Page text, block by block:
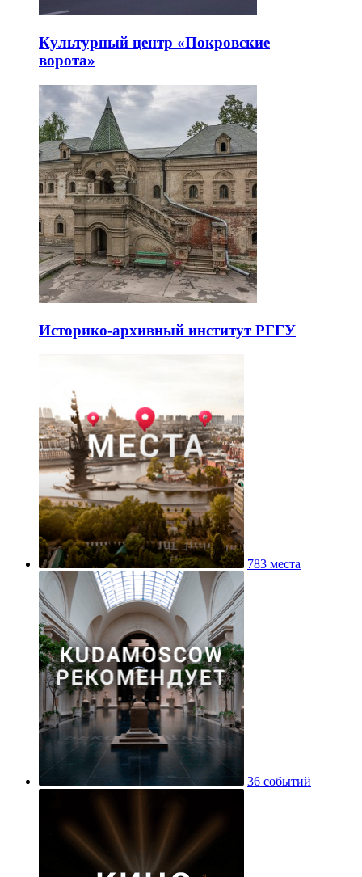
Культурный центр «Покровские
ворота»
Историко-архивный институт РГГУ
783 места
36 событий